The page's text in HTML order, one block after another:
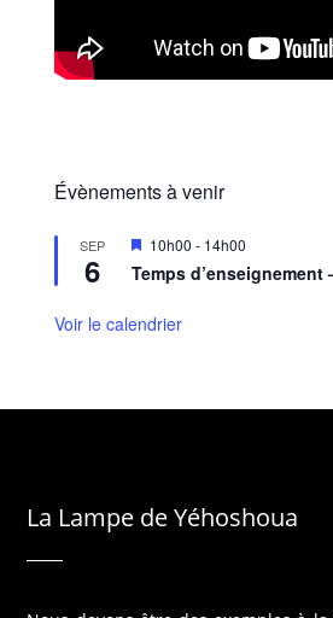
Évènements à venir
SEP
6
M
s
n
10h00 - 14h00
Temps
Voir le calendrier
La Lampe de Yéhoshoua